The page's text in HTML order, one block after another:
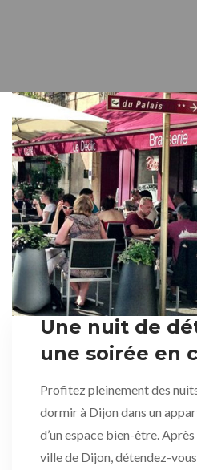
Une nuit de
une soirée en
Profitez pleinement des
dormir à Dijon dans un
d’un espace bien-être.
ville de Dijon, détendez-